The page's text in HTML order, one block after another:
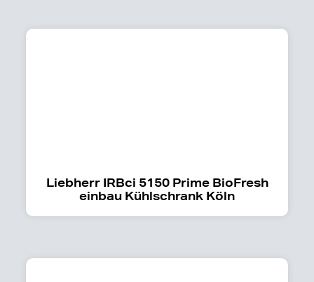
Liebherr IRBci 5150 Prime BioFresh
einbau Kühlschrank Köln